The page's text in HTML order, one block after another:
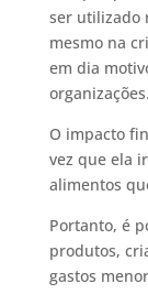
ser utilizado
mesmo na
em dia
O impacto
vez que ela
alimentos
Portanto, é
produtos,
gastos